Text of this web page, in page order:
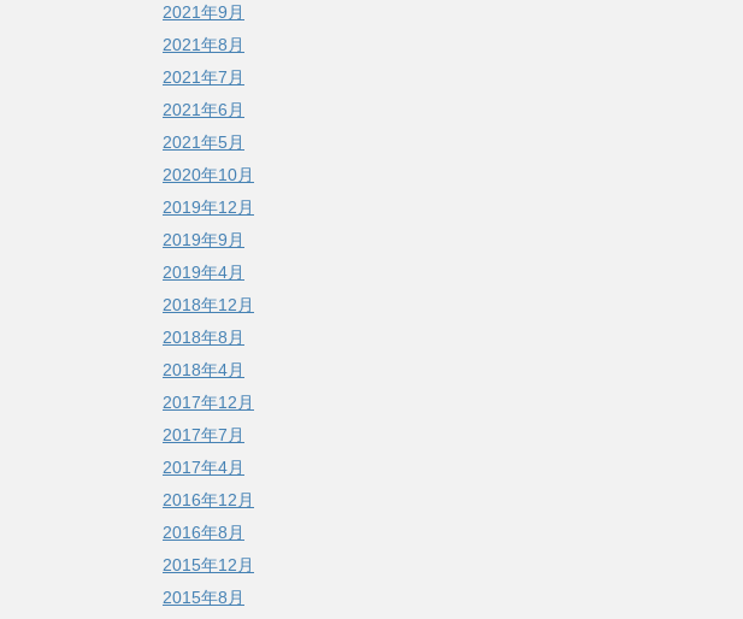
2021年9月
2021年8月
2021年7月
2021年6月
2021年5月
2020年10月
2019年12月
2019年9月
2019年4月
2018年12月
2018年8月
2018年4月
2017年12月
2017年7月
2017年4月
2016年12月
2016年8月
2015年12月
2015年8月